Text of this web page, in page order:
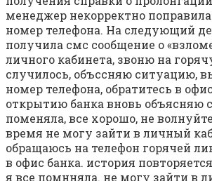
менеджер некорректно
номер телефона. На следующий
получила смс сообщение о
личного кабинета, звоню на
случилось, объссняю ситуацию,
номер телефона, обратитесь в
открытию банка вновь объясняю
поменяла, все хорошо, не
время не могу зайти в личный
обращаюсь на телефон горячей
в офис банка. история
я все помнняла. не могу зайти в